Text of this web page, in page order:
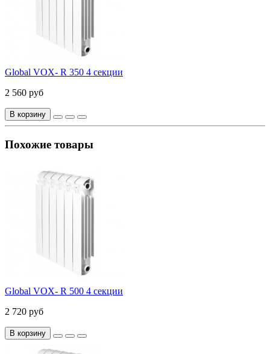
Global VOX- R 350 4 секции
2 560 руб
В корзину
Похожие товары
Global VOX- R 500 4 секции
2 720 руб
В корзину